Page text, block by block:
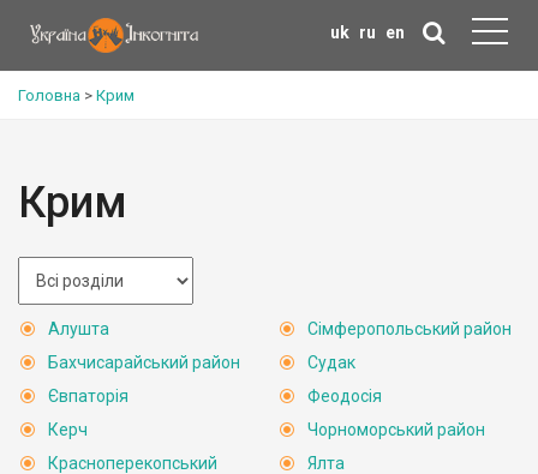
uk ru en
Головна > Крим
Крим
Алушта
Бахчисарайський район
Євпаторія
Керч
Красноперекопський
Сімферопольський район
Судак
Феодосія
Чорноморський район
Ялта